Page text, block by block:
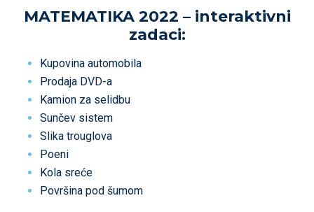
MATEMATIKA 2022 – interaktivni
zadaci:
Kupovina automobila
Prodaja DVD-a
Kamion za selidbu
Sunčev sistem
Slika trouglova
Poeni
Kola sreće
Površina pod šumom